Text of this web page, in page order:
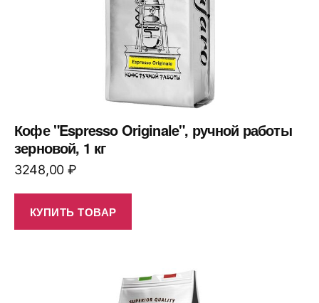
Кофе "Espresso Originale", ручной работы
зерновой, 1 кг
3248,00 ₽
КУПИТЬ ТОВАР